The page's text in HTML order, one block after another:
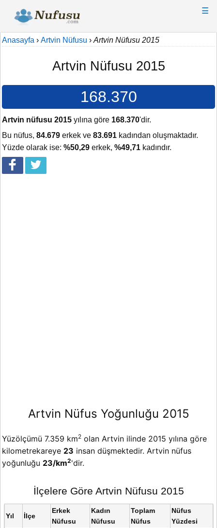
☰
Anasayfa › Artvin Nüfusu › Artvin Nüfusu 2015
Artvin Nüfusu 2015
168.370
Artvin nüfusu 2015 yılına göre 168.370'dir.
Bu nüfus, 84.679 erkek ve 83.691 kadından oluşmaktadır.
Yüzde olarak ise: %50,29 erkek, %49,71 kadındır.
Artvin Nüfus Yoğunluğu 2015
Yüzölçümü 7.359 km2 olan Artvin ilinde 2015 yılına göre
kilometrekareye 23 insan düşmektedir. Artvin nüfus
yoğunluğu 23/km2'dir.
İlçelere Göre Artvin Nüfusu 2015
Yıl İlçe
Erkek
Nüfusu
Kadın
Nüfusu
Toplam
Nüfus
Nüfus
Yüzdesi